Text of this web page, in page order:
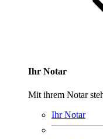
Ihr Notar
Mit ihrem Notar
Ihr Notar